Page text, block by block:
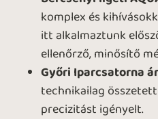
komplex és
itt alkalmaztunk
ellenőrző, minősítő
Győri Iparcsatorna
technikailag
precizitást igényelt.